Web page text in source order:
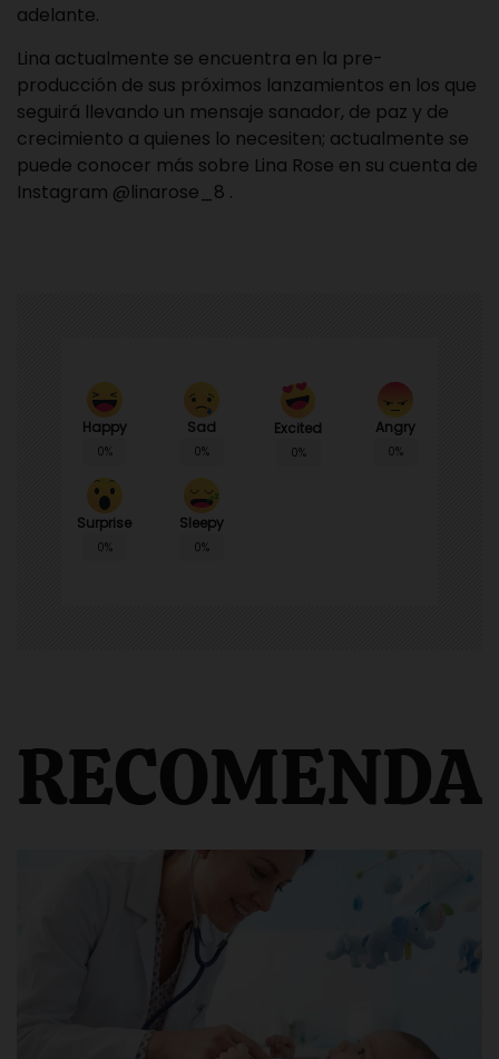
adelante.
Lina actualmente se encuentra en la pre-
producción de sus próximos lanzamientos en los que
seguirá llevando un mensaje sanador, de paz y de
crecimiento a quienes lo necesiten; actualmente se
puede conocer más sobre Lina Rose en su cuenta de
Instagram @linarose_8 .
Happy
0%
Sad
0%
Excited
0%
Angry
0%
Surprise
0%
Sleepy
0%